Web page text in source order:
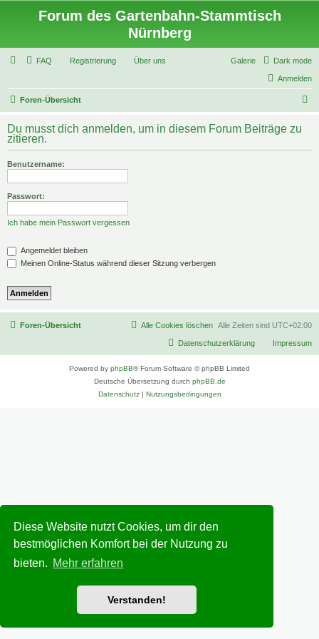
Diese Website nutzt Cookies, um dir den
bestmöglichen Komfort bei der Nutzung zu
bieten. Mehr erfahren
Verstanden!
Forum des Gartenbahn-Stammtisch
Nürnberg
Dark mode
Galerie
FAQ Registrierung Über uns
Anmelden
Foren-Übersicht
h
Du musst dich anmelden, um in diesem Forum Beiträge zu
zitieren.
Benutzername:
Passwort:
Ich habe mein Passwort vergessen
Angemeldet bleiben
Meinen Online-Status während dieser Sitzung verbergen
Foren-Übersicht Alle Zeiten sind UTC+02:00
Alle Cookies löschen
Impressum
Datenschutzerklärung
Powered by phpBB® Forum Software © phpBB Limited
Deutsche Übersetzung durch phpBB.de
Datenschutz| Nutzungsbedingungen